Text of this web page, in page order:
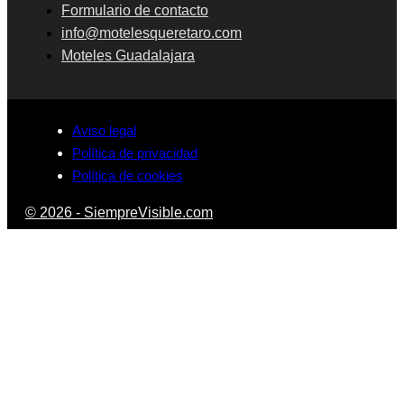
Formulario de contacto
info@motelesqueretaro.com
Moteles Guadalajara
Aviso legal
Política de privacidad
Política de cookies
© 2026 - SiempreVisible.com